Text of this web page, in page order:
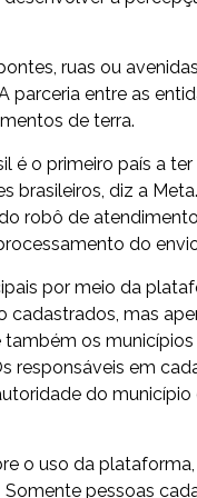
ruas ou
parceria entre as
de terra.
é o primeiro país a
brasileiros, diz a
robô de
do
por meio da
mas
os
em
do
o uso da
pessoas